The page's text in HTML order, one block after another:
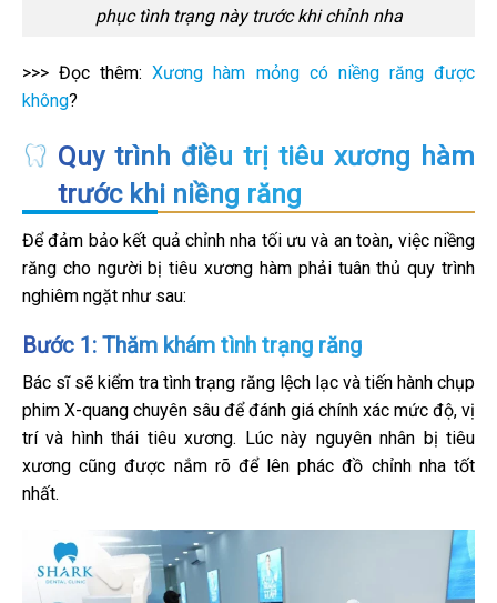
phục tình trạng này trước khi chỉnh nha
>>> Đọc thêm:Xương hàm mỏng có niềng răng được
không?
Quy trình điều trị tiêu xương hàm
trước khi niềng răng
Để đảm bảo kết quả chỉnh nha tối ưu và an toàn, việc niềng
răng cho người bị tiêu xương hàm phải tuân thủ quy trình
nghiêm ngặt như sau:
Bước 1: Thăm khám tình trạng răng
Bác sĩ sẽ kiểm tra tình trạng răng lệch lạc và tiến hành chụp
phim X-quang chuyên sâu để đánh giá chính xác mức độ, vị
trí và hình thái tiêu xương. Lúc này nguyên nhân bị tiêu
xương cũng được nắm rõ để lên phác đồ chỉnh nha tốt
nhất.